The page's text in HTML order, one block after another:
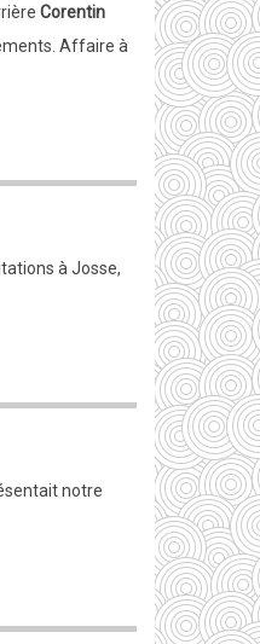
Corentin
Affaire à
à Josse,
notre